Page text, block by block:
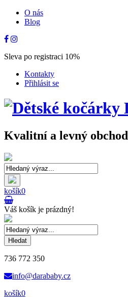
O nás
Blog
Sleva po registraci 10%
Kontakty
Přihlásit se
Kvalitní a levný
košík0
Váš košík je prázdný!
Hledat
736 772 350
info@darababy.cz
košík0